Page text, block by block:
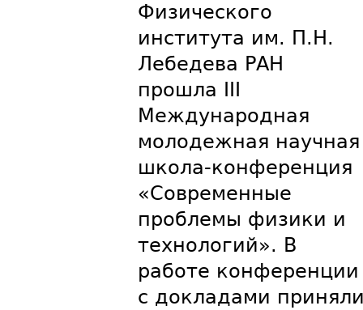
Физического
института им. П.Н.
Лебедева РАН
прошла III
Международная
молодежная научная
школа-конференция
«Современные
проблемы физики и
технологий». В
работе конференции
с докладами